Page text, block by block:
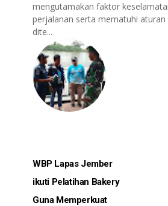
mengutamakan faktor
perjalanan serta mematuhi aturan
dite...
WBP Lapas Jember
ikuti Pelatihan Bakery
Guna Memperkuat